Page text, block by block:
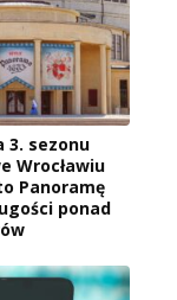
3. sezonu
Wrocławiu
Panoramę
ponad